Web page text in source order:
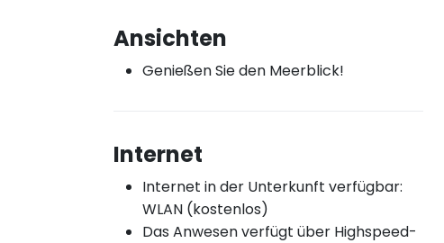
Ansichten
Genießen Sie den Meerblick!
Internet
Internet in der Unterkunft verfügbar:
WLAN (kostenlos)
Das Anwesen verfügt über Highspeed-